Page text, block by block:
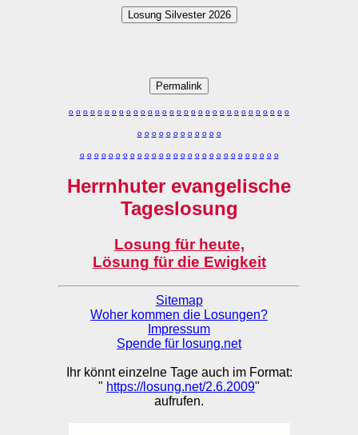
Losung Silvester 2026
Permalink
o o o o o o o o o o o o o o o o o o o o o o o o o o o o o o o
o o o o o o o o o o o o
o o o o o o o o o o o o o o o o o o o o o o o o o o o o
Herrnhuter evangelische
Tageslosung
Losung für heute,
Lösung für die Ewigkeit
Sitemap
Woher kommen die Losungen?
Impressum
Spende für losung.net
Ihr könnt einzelne Tage auch im Format:
" https://losung.net/2.6.2009"
aufrufen.